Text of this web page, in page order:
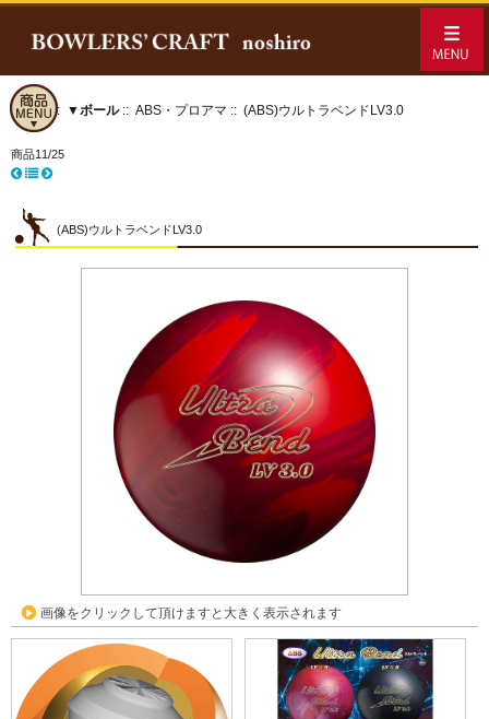
ホーム:: ▼ボール:: ABS・プロアマ :: (ABS)ウルトラベンドLV3.0
商品11/25
(ABS)ウルトラベンドLV3.0
画像をクリックして頂けますと大きく表示されます